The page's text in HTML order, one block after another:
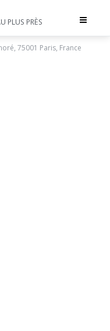
Toggle
PLUS PRÈS
75001 Paris, France